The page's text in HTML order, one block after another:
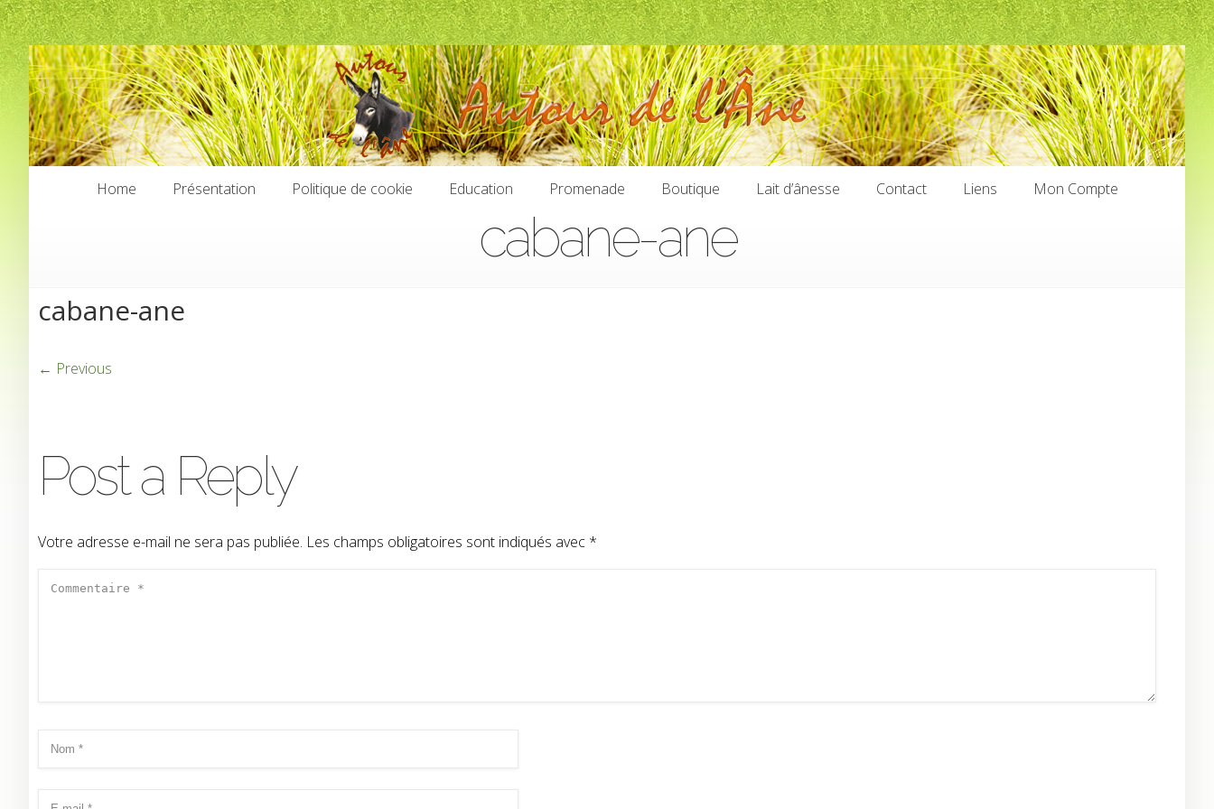
Home
Présentation
Politique de cookie
Education
Education
Promenade
Promenade
Boutique
Boutique
Lait d’ânesse
Contact
Liens
Mon Compte
cabane-ane
cabane-ane
← Previous
Post a Reply
Votre adresse e-mail ne sera pas publiée. Les champs obligatoires sont indiqués avec *